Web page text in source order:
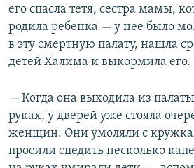
его спасла тетя, сестра мамы,
родила ребенка — у нее было
в эту смертную палату, нашла
детей Халима и выкормила его.
— Когда она выходила из
руках, у дверей уже стояла
женщин. Они умоляли с
просили сцедить несколько